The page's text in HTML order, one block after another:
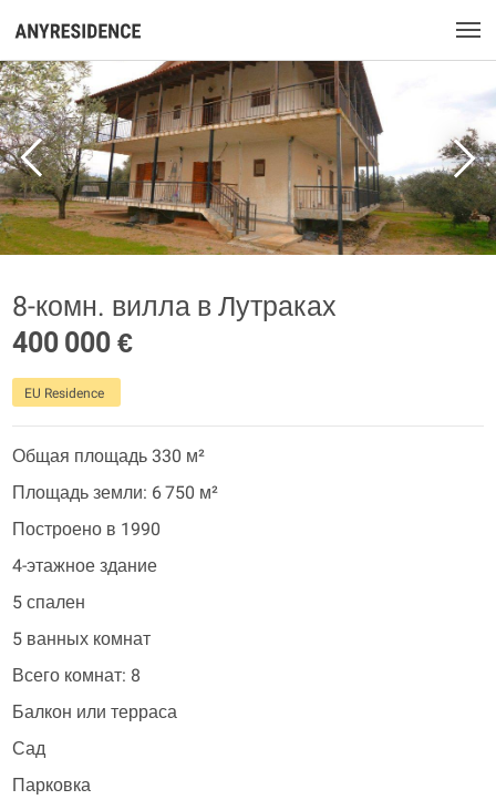
8-комн. вилла в Лутраках
400 000 €
EU Residence
Общая площадь 330 м²
Площадь земли: 6 750 м²
Построено в 1990
4-этажное здание
5 спален
5 ванных комнат
Всего комнат: 8
Балкон или терраса
Сад
Парковка